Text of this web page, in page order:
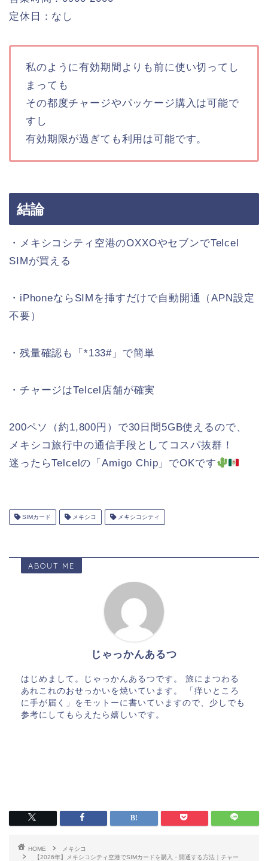
定休日：なし
私のように有効期間よりも前に使い切ってし
まっても
その都度チャージやパッケージ購入は可能で
すし
有効期限が過ぎても利用は可能です。
結論
・メキシコシティ空港のOXXOやセブンでTelcel
SIMが買える
・iPhoneならSIMを挿すだけで自動開通（APN設定
不要）
・残量確認も「*133#」で簡単
・チャージはTelcel店舗が確実
200ペソ（約1,800円）で30日間5GB使えるので、
メキシコ旅行中の通信手段としてコスパ抜群！
迷ったらTelcelの「Amigo Chip」でOKです
SIMカード メキシコ メキシコシティ
ABOUT ME
じゃっかんあるつ
はじめまして。じゃっかんあるつです。 旅にまつわる
あれこれのおせっかいを焼いています。 「痒いところ
に手が届く」をモットーに書いていますので、少しでも
参考にしてもらえたら嬉しいです。
HOME
メキシコ
【2026年】メキシコシティ空港でSIMカードを購入・開通する方法｜チャー